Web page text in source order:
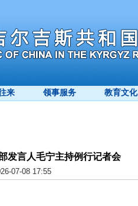
来 领事服务 教育文化
发言人毛宁主持例行记者会
07-08 17:55